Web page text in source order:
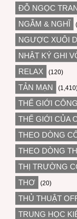
ĐỖ NGỌC
NGẪM & NGHĨ
NGƯỢC XUÔI
NHẬT KÝ GHI
RELAX (120)
TẢN MẠN
THẾ GIỚI
THẾ GIỚI CỦA
THEO DÒNG
THEO DÒNG
THỊ TRƯỜNG
THƠ (20)
THỦ THUẬT
TRUNG HỌC